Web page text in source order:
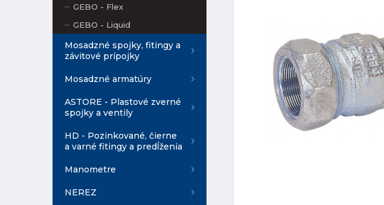
GEBO - Flex
GEBO - Liquid
Mosadzné spojky, fitingy a
závitové prípojky
Mosadzné armatúry
ASTORE - Plastové zverné
spojky a ventily
HD - Pozinkované, čierne
a varné fitingy a predĺženia
Manometre
NEREZ